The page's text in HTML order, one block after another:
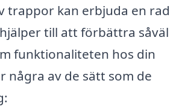
trappor kan erbjuda en rad
till att förbättra såväl
funktionaliteten hos din
några av de sätt som de